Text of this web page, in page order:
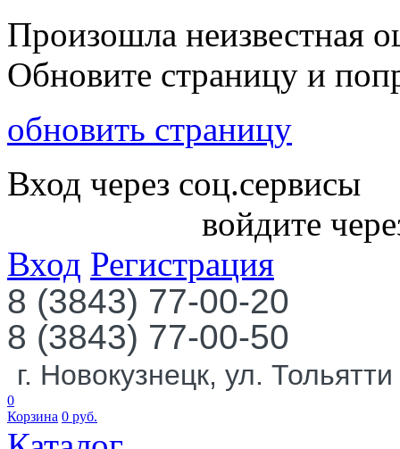
Произошла неизвестная
Обновите страницу и
обновить страницу
Вход через соц.сервисы
войдите
Вход Регистрация
8 (3843) 77-00-20
8 (3843) 77-00-50
г. Новокузнецк, ул.
0
Корзина 0 руб.